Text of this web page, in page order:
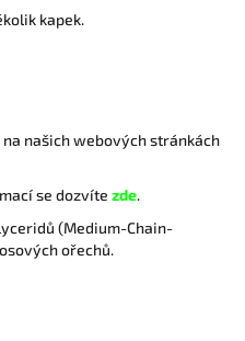
kapek.
našich webových stránkách
se dozvíte zde.
(Medium-Chain-
ořechů.